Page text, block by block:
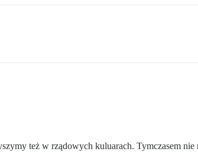
też w rządowych kuluarach. Tymczasem nie